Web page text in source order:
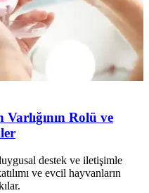
Rolü ve
destek ve iletişimle
ve evcil hayvanların